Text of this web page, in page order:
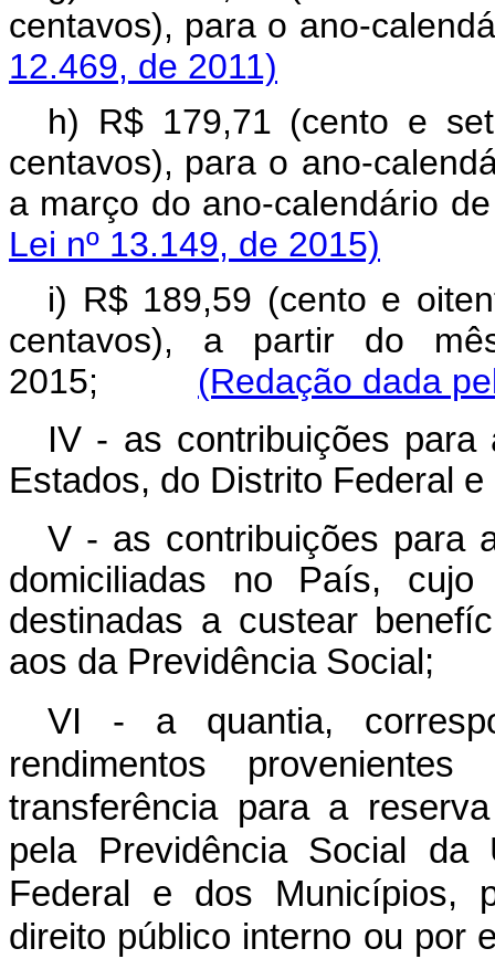
centavos), para o ano-
12.469, de 2011)
h) R$ 179,71 (cento e
centavos), para o ano-
a março do ano-
Lei nº 13.149, de 2015)
i) R$ 189,59 (cento e
centavos), a partir do
2015; (Redação dada
IV - as contribuições
Estados, do Distrito Federal
V - as contribuições para
domiciliadas no País,
destinadas a custear
aos da Previdência Social;
VI - a quantia,
rendimentos
transferência para a
pela Previdência Social
Federal e dos Municípios,
direito público interno ou por